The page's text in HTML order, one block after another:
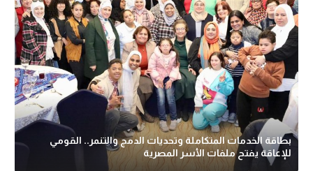
بطاقة الخدمات المتكاملة وتحديات الدمج والتنمر.. القومي
للإعاقة يفتح ملفات الأسر المصرية